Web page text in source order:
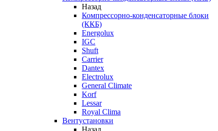
Назад
Компрессорно-конденсаторные блоки
(ККБ)
Energolux
IGC
Shuft
Carrier
Dantex
Electrolux
General Climate
Korf
Lessar
Royal Clima
Вентустановки
Назад